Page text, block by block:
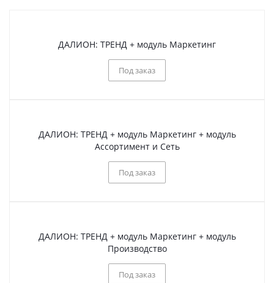
ДАЛИОН: ТРЕНД + модуль Маркетинг
Под заказ
ДАЛИОН: ТРЕНД + модуль Маркетинг + модуль
Ассортимент и Сеть
Под заказ
ДАЛИОН: ТРЕНД + модуль Маркетинг + модуль
Производство
Под заказ